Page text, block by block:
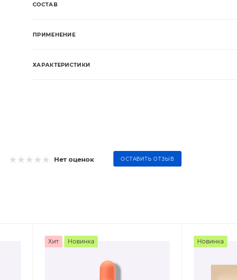
СОСТАВ
ПРИМЕНЕНИЕ
ХАРАКТЕРИСТИКИ
Нет оценок ОСТАВИТЬ ОТЗЫВ
Хит Новинка Новинка